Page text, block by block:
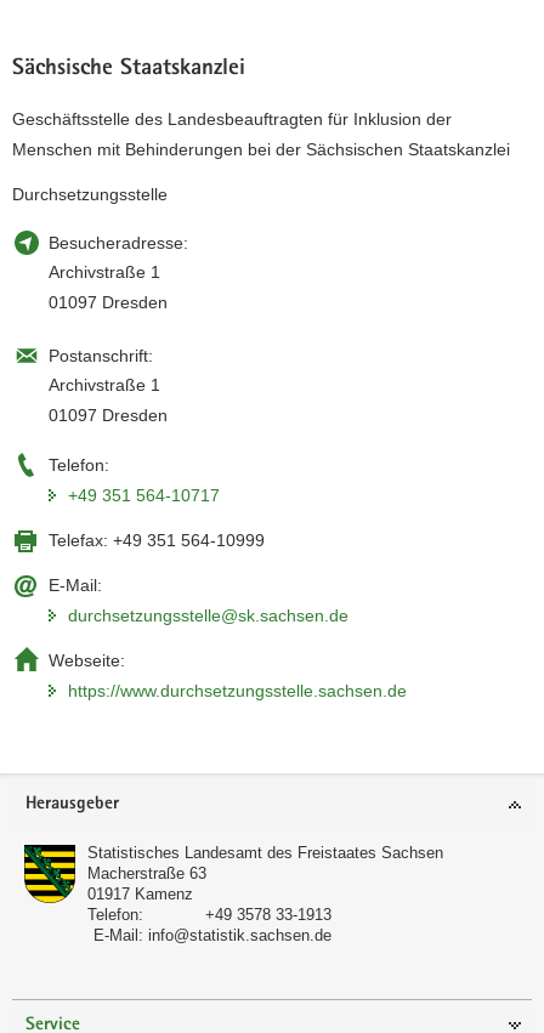
Sächsische Staatskanzlei
Geschäftsstelle des Landesbeauftragten für Inklusion der
Menschen mit Behinderungen bei der Sächsischen Staatskanzlei
Durchsetzungsstelle
Besucheradresse:
Archivstraße 1
01097 Dresden
Postanschrift:
Archivstraße 1
01097 Dresden
Telefon:
+49 351 564-10717
Telefax: +49 351 564-10999
E-Mail:
durchsetzungsstelle@sk.sachsen.de
Webseite:
https://www.durchsetzungsstelle.sachsen.de
Footer-
Herausgeber
Statistisches Landesamt des Freistaates Sachsen
Macherstraße 63
01917 Kamenz
Telefon:
+49 3578 33-1913
E-Mail: info@statistik.sachsen.de
Service